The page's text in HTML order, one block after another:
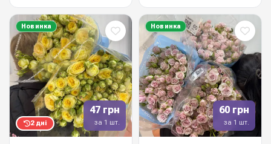
47 грн
за 1 шт.
Новинка
2 дні
60 грн
за 1 шт.
Новинка